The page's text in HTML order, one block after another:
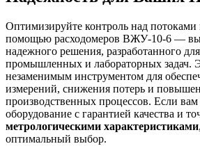
Оптимизируйте контроль над потоками
помощью расходомеров ВЖУ-10-6 —
надежного решения, разработанного
промышленных и лабораторных задач.
незаменимым инструментом для
измерений, снижения потерь и
производственных процессов. Если
оборудование с гарантией качества и
метрологическими характеристиками
оптимальный выбор.